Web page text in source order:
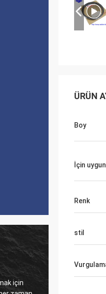
için
ÜRÜN
Boy
İçin uygun
Renk
stil